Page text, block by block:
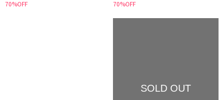
70%OFF 70%OFF
SOLD OUT